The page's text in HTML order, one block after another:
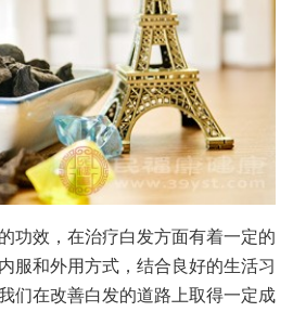
功效，在治疗白发方面有着一定的
服和外用方式，结合良好的生活习
们在改善白发的道路上取得一定成